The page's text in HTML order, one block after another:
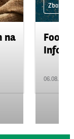
na
Zboża i
06.08.2026